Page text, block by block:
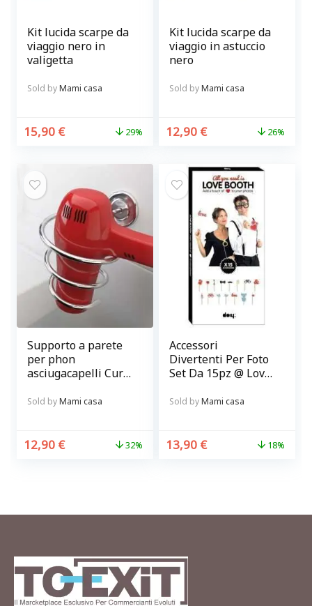
Kit lucida scarpe da
viaggio nero in
valigetta
Sold byMami casa
15,90 € 29%
Kit lucida scarpe da
viaggio in astuccio
nero
Sold byMami casa
12,90 € 26%
Supporto a parete
per phon
asciugacapelli Curl
Sold byMami casa
12,90 € 32%
Accessori
Divertenti Per Foto
Set Da 15pz @ Love
Sold byMami casa
13,90 € 18%